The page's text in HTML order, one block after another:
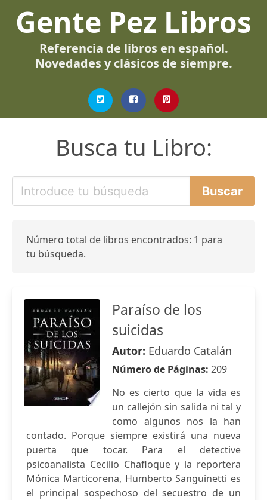
Gente Pez Libros
Referencia de libros en español.
Novedades y clásicos de siempre.
Busca tu Libro:
Número total de libros encontrados: 1 para
tu búsqueda.
Paraíso de los
suicidas
Autor: Eduardo Catalán
Número de Páginas: 209
No es cierto que la vida es
un callejón sin salida ni tal y
como algunos nos la han
contado. Porque siempre existirá una nueva
puerta que tocar. Para el detective
psicoanalista Cecilio Chafloque y la reportera
Mónica Marticorena, Humberto Sanguinetti es
el principal sospechoso del secuestro de un